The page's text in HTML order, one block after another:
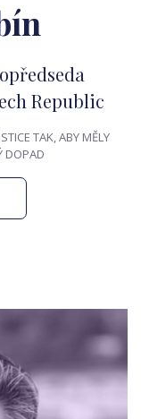
Republic
TAK, ABY MĚLY
DOPAD